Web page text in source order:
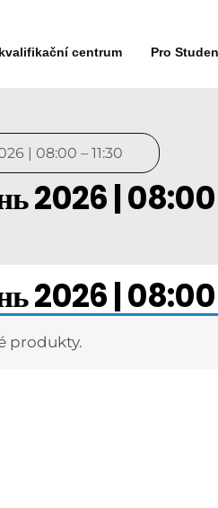
centrum Pro
| 08:00 – 11:30
2026 | 08:00
2026 | 08:00
produkty.